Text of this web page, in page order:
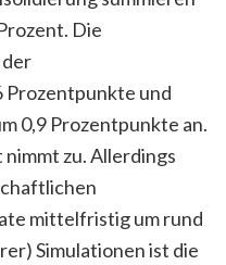
Die
Prozentpunkte und
0,9 Prozentpunkte an.
zu. Allerdings
mittelfristig um rund
Simulationen ist die